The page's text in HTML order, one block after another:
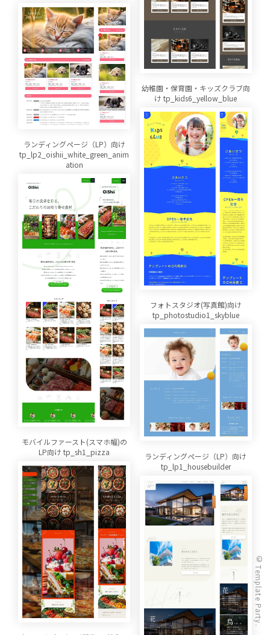
幼稚園・保育園・キッズクラブ向
け tp_kids6_yellow_blue
ランディングページ（LP）向け
tp_lp2_oishii_white_green_anim
ation
フォトスタジオ(写真館)向け
tp_photostudio1_skyblue
モバイルファースト(スマホ幅)の
LP向け tp_sh1_pizza
ランディングページ（LP）向け
tp_lp1_housebuilder
© Template Party.